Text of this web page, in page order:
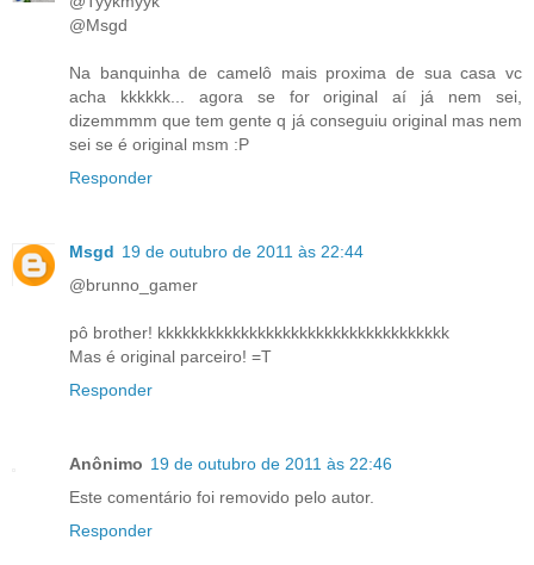
@Msgd
Na banquinha de camelô mais proxima de sua casa vc
acha kkkkkk... agora se for original aí já nem sei,
dizemmmm que tem gente q já conseguiu original mas nem
sei se é original msm :P
Responder
Msgd 19 de outubro de 2011 às 22:44
@brunno_gamer
pô brother! kkkkkkkkkkkkkkkkkkkkkkkkkkkkkkkkkkk
Mas é original parceiro! =T
Responder
Anônimo 19 de outubro de 2011 às 22:46
Este comentário foi removido pelo autor.
Responder